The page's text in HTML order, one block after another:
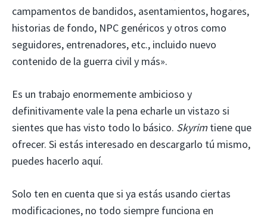
campamentos de bandidos, asentamientos, hogares,
historias de fondo, NPC genéricos y otros como
seguidores, entrenadores, etc., incluido nuevo
contenido de la guerra civil y más».
Es un trabajo enormemente ambicioso y
definitivamente vale la pena echarle un vistazo si
sientes que has visto todo lo básico. Skyrim tiene que
ofrecer. Si estás interesado en descargarlo tú mismo,
puedes hacerlo aquí.
Solo ten en cuenta que si ya estás usando ciertas
modificaciones, no todo siempre funciona en